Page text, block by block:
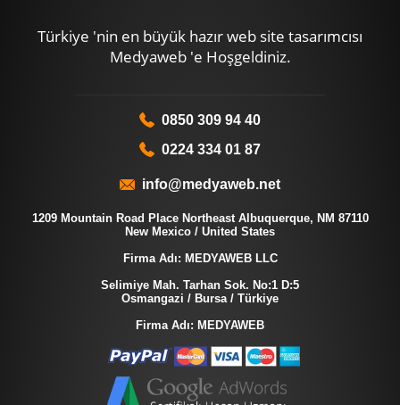
Türkiye 'nin en büyük hazır web site tasarımcısı
Medyaweb 'e Hoşgeldiniz.
0850 309 94 40
0224 334 01 87
info@medyaweb.net
1209 Mountain Road Place Northeast Albuquerque, NM 87110
New Mexico / United States
Firma Adı: MEDYAWEB LLC
Selimiye Mah. Tarhan Sok. No:1 D:5
Osmangazi / Bursa / Türkiye
Firma Adı: MEDYAWEB